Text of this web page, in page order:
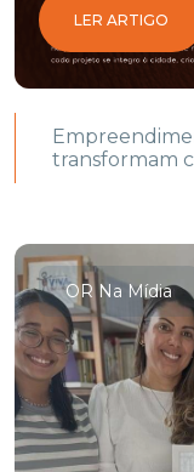
LER ARTIGO
transformam
OR Na Mídia